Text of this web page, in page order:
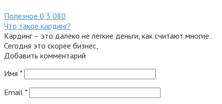
Полезное 0 3 080
Что такое кардинг?
Кардинг – это далеко не легкие деньги, как считают многие.
Сегодня это скорее бизнес,
Добавить комментарий
Имя *
Email *